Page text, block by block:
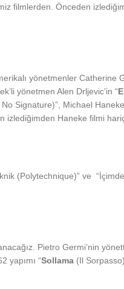
filmlerden. Önceden
yönetmenler Catherine
yönetmen Alen Drljevic’in “
Signature)”, Michael
Haneke filmi
(Polytechnique)” ve
Pietro Germi’nin
yapımı “Sollama (Il